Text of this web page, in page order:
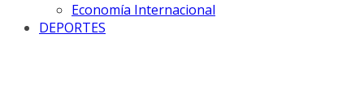
Economía Internacional
DEPORTES